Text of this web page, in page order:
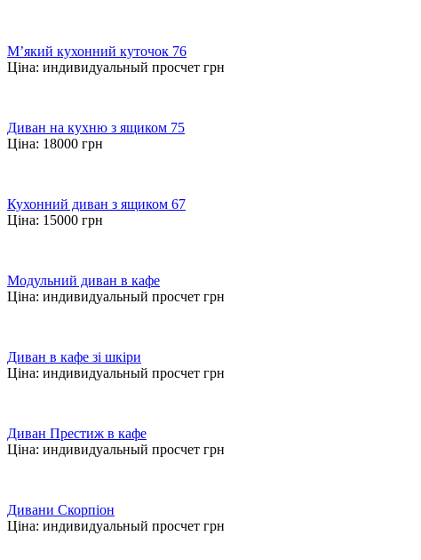
М’який кухонний куточок 76
Ціна: индивидуальный просчет грн
Диван на кухню з ящиком 75
Ціна: 18000 грн
Кухонний диван з ящиком 67
Ціна: 15000 грн
Модульний диван в кафе
Ціна: индивидуальный просчет грн
Диван в кафе зі шкіри
Ціна: индивидуальный просчет грн
Диван Престиж в кафе
Ціна: индивидуальный просчет грн
Дивани Скорпіон
Ціна: индивидуальный просчет грн